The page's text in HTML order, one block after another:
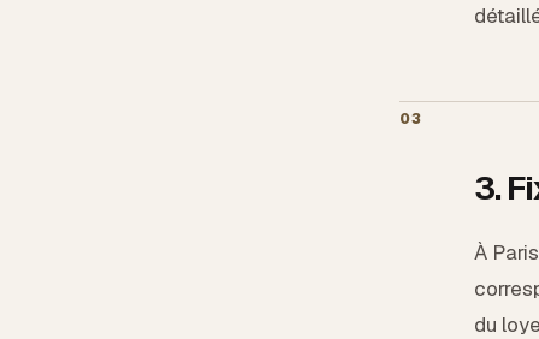
03
3.
À
du